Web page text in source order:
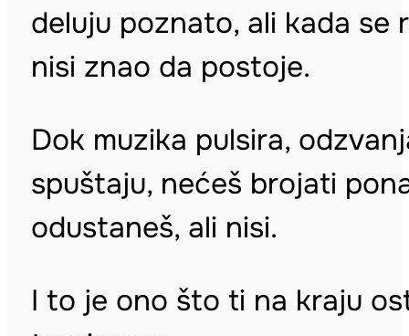
deluju poznato, ali kada se
nisi znao da postoje.
Dok muzika pulsira,
spuštaju, nećeš brojati
odustaneš, ali nisi.
I to je ono što ti na kraju